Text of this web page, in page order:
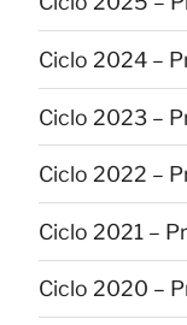
Ciclo 2024 –
Ciclo 2023 –
Ciclo 2022 –
Ciclo 2021 –
Ciclo 2020 –